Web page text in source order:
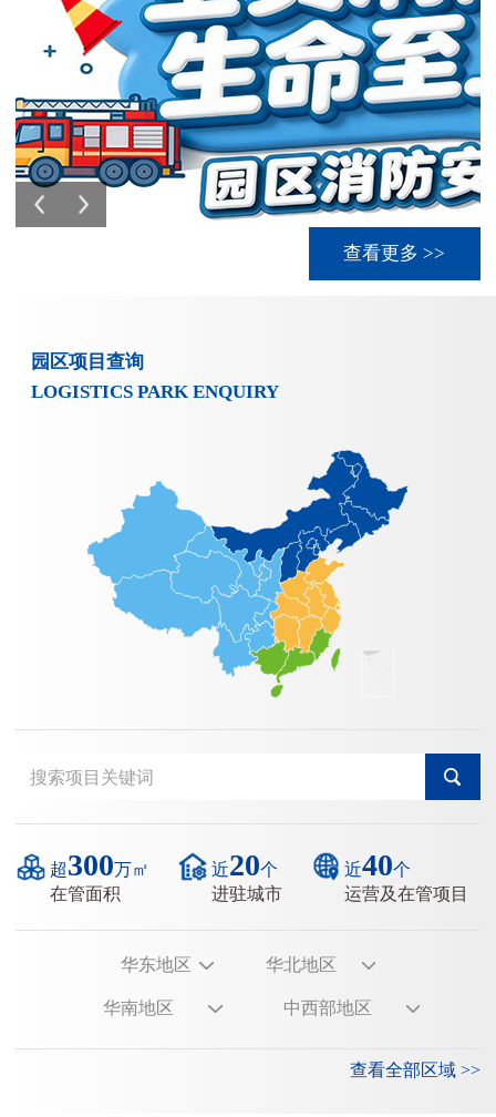
查看更多 >>
园区项目查询
LOGISTICS PARK ENQUIRY
超300万㎡
在管面积
近20个
进驻城市
近40个
运营及在管项目
查看全部区域 >>